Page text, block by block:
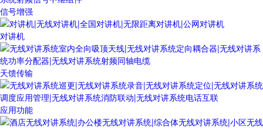
信号增强
对讲机
天馈传输
应用功能